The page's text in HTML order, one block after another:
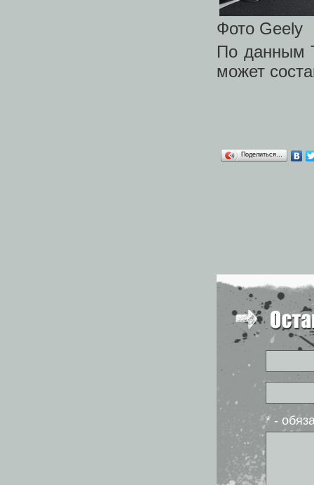
Фото Geely
По данным
может
Поделиться…
* -